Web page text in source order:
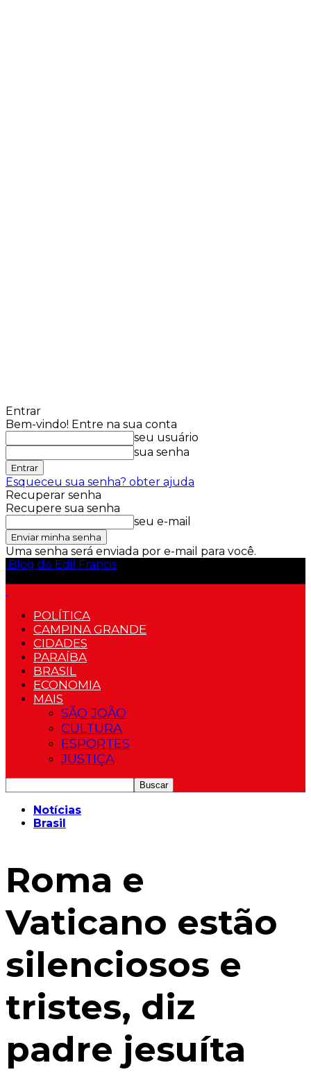
Entrar
Bem-vindo! Entre na sua conta
seu usuário
sua senha
Esqueceu sua senha? obter ajuda
Recuperar senha
Recupere sua senha
seu e-mail
Uma senha será enviada por e-mail para você.
Blog do Edil Francis
POLÍTICA
CAMPINA GRANDE
CIDADES
PARAÍBA
BRASIL
ECONOMIA
MAIS
SÃO JOÃO
CULTURA
ESPORTES
JUSTIÇA
Notícias
Brasil
Roma e
Vaticano estão
silenciosos e
tristes, diz
padre jesuíta